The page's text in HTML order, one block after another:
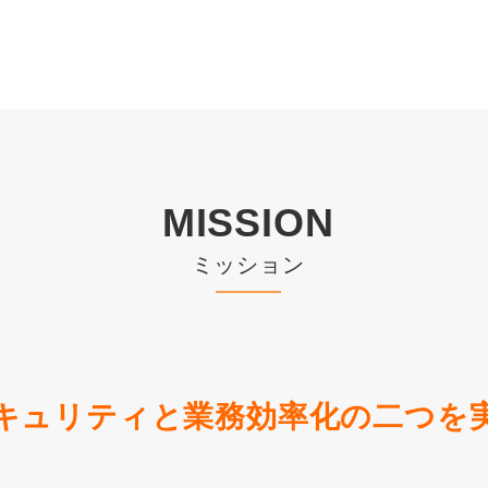
MISSION
ミッション
ュリティと業務効率化の二つを